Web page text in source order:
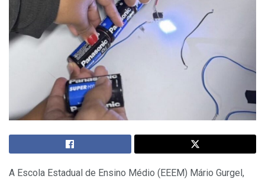
A Escola Estadual de Ensino Médio (EEEM) Mário Gurgel,